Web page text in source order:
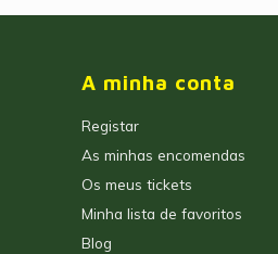
A minha conta
Registar
As minhas encomendas
Os meus tickets
Minha lista de favoritos
Blog